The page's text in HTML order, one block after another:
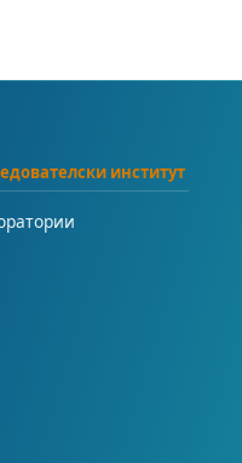
институт